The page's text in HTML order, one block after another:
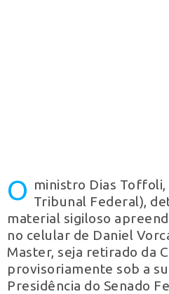
O ministro Dias Toffoli,
Tribunal Federal),
material sigiloso
no celular de Daniel
Master, seja retirado da
provisoriamente sob a
Presidência do Senado